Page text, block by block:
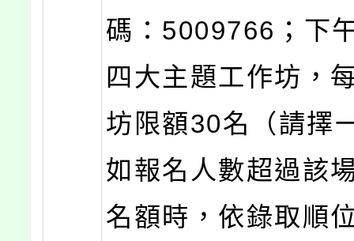
碼：5009766；下
四大主題工作坊，
坊限額30名（請擇
如報名人數超過該
名額時，依錄取順